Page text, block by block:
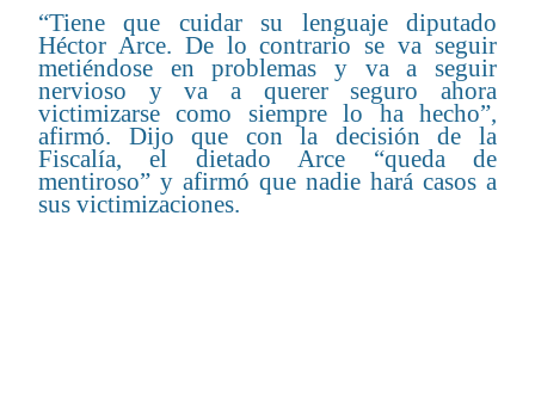
“Tiene que cuidar su lenguaje diputado
Héctor Arce. De lo contrario se va seguir
metiéndose en problemas y va a seguir
nervioso y va a querer seguro ahora
victimizarse como siempre lo ha hecho”,
afirmó. Dijo que con la decisión de la
Fiscalía, el dietado Arce “queda de
mentiroso” y afirmó que nadie hará casos a
sus victimizaciones.